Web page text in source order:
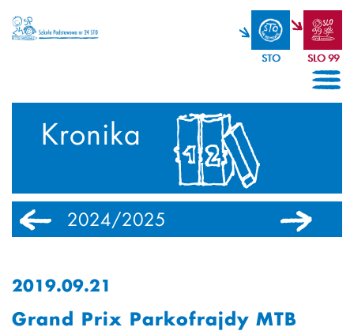
STO SLO 99
Kronika
2024/2025 2023/2024
2019.09.21
Grand Prix Parkofrajdy MTB